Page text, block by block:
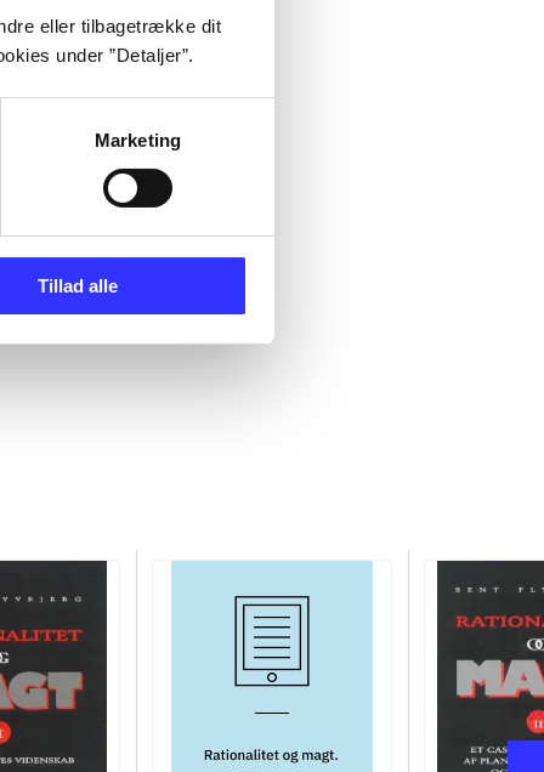
eller tilbagetrække dit
under ”Detaljer”.
Marketing
Tillad alle